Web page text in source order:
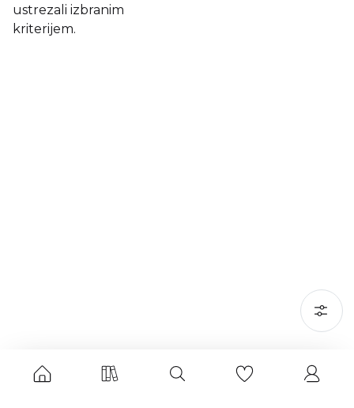
ustrezali izbranim
kriterijem.